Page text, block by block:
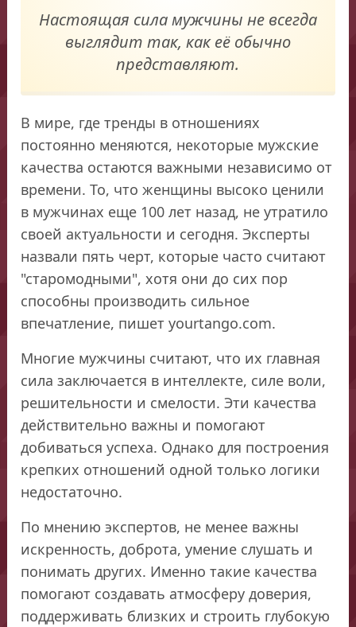
Настоящая сила мужчины не всегда
выглядит так, как её обычно
представляют.
В мире, где тренды в отношениях
постоянно меняются, некоторые мужские
качества остаются важными независимо от
времени. То, что женщины высоко ценили
в мужчинах еще 100 лет назад, не утратило
своей актуальности и сегодня. Эксперты
назвали пять черт, которые часто считают
"старомодными", хотя они до сих пор
способны производить сильное
впечатление, пишет yourtango.com.
Многие мужчины считают, что их главная
сила заключается в интеллекте, силе воли,
решительности и смелости. Эти качества
действительно важны и помогают
добиваться успеха. Однако для построения
крепких отношений одной только логики
недостаточно.
По мнению экспертов, не менее важны
искренность, доброта, умение слушать и
понимать других. Именно такие качества
помогают создавать атмосферу доверия,
поддерживать близких и строить глубокую